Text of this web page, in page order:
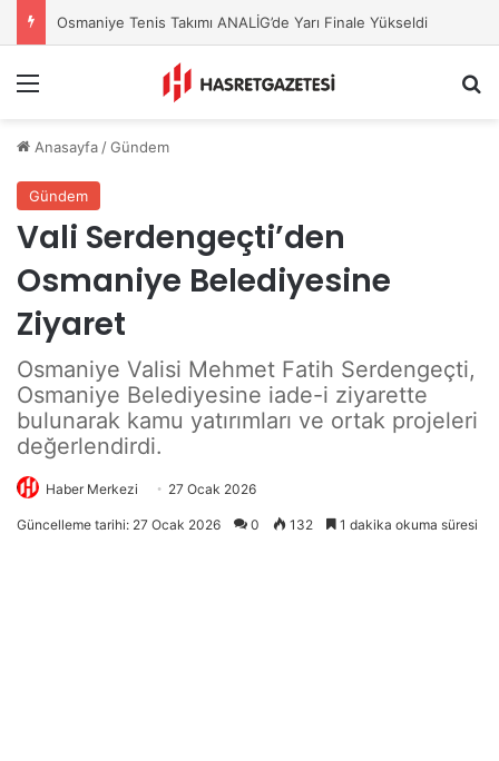
Osmaniye Tenis Takımı ANALİG’de Yarı Finale Yükseldi
Anasayfa /Gündem
Gündem
Vali Serdengeçti’den
Osmaniye Belediyesine
Ziyaret
Osmaniye Valisi Mehmet Fatih Serdengeçti,
Osmaniye Belediyesine iade-i ziyarette
bulunarak kamu yatırımları ve ortak projeleri
değerlendirdi.
Haber Merkezi 27 Ocak 2026
Güncelleme tarihi: 27 Ocak 2026 0 132 1 dakika okuma süresi